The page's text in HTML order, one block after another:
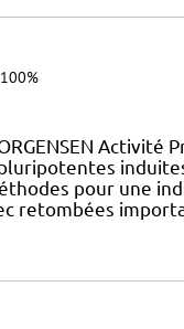
100%
Activité
induites
pour une
retombées